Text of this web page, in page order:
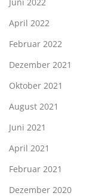
April 2022
Februar 2022
Dezember 2021
Oktober 2021
August 2021
Juni 2021
April 2021
Februar 2021
Dezember 2020